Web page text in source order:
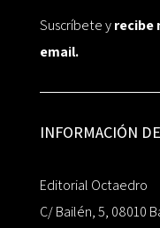
Suscríbete yrecibe
email.
INFORMACIÓN
Editorial Octaedro
C/ Bailén, 5, 08010